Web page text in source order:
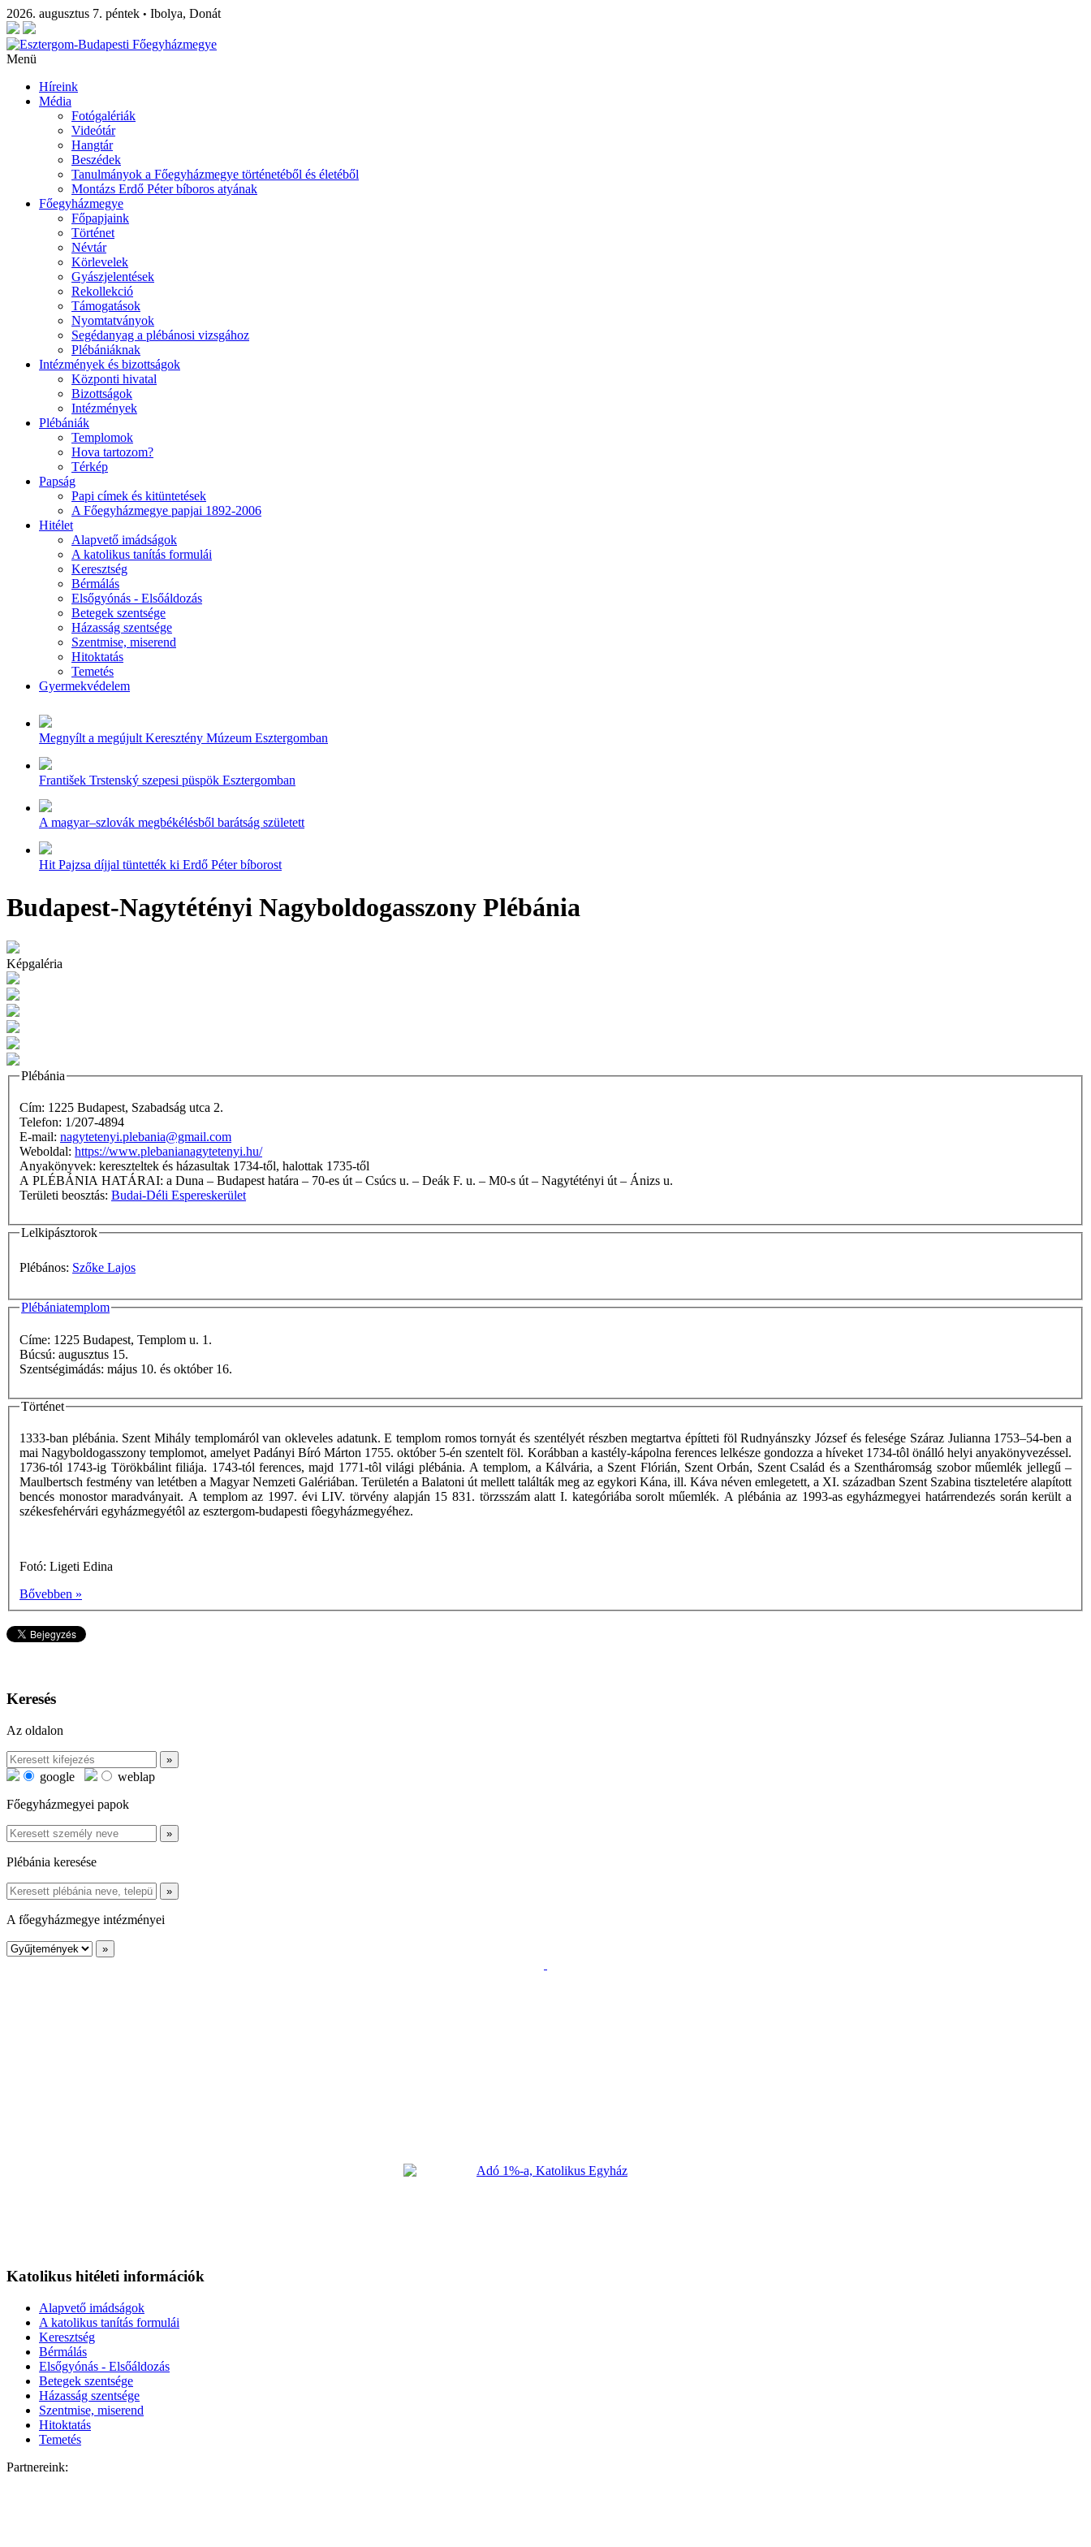
2026. augusztus 7. péntek • Ibolya, Donát
Menü
Híreink
Média
Fotógalériák
Videótár
Hangtár
Beszédek
Tanulmányok a Főegyházmegye történetéből és életéből
Montázs Erdő Péter bíboros atyának
Főegyházmegye
Főpapjaink
Történet
Névtár
Körlevelek
Gyászjelentések
Rekollekció
Támogatások
Nyomtatványok
Segédanyag a plébánosi vizsgához
Plébániáknak
Intézmények és bizottságok
Központi hivatal
Bizottságok
Intézmények
Plébániák
Templomok
Hova tartozom?
Térkép
Papság
Papi címek és kitüntetések
A Főegyházmegye papjai 1892-2006
Hitélet
Alapvető imádságok
A katolikus tanítás formulái
Keresztség
Bérmálás
Elsőgyónás - Elsőáldozás
Betegek szentsége
Házasság szentsége
Szentmise, miserend
Hitoktatás
Temetés
Gyermekvédelem
Megnyílt a megújult Keresztény Múzeum Esztergomban
František Trstenský szepesi püspök Esztergomban
A magyar–szlovák megbékélésből barátság született
Hit Pajzsa díjjal tüntették ki Erdő Péter bíborost
Budapest-Nagytétényi Nagyboldogasszony Plébánia
Képgaléria
Plébánia
Cím: 1225 Budapest, Szabadság utca 2.
Telefon: 1/207-4894
E-mail: nagytetenyi.plebania@gmail.com
Weboldal: https://www.plebanianagytetenyi.hu/
Anyakönyvek: kereszteltek és házasultak 1734-től, halottak 1735-től
A PLÉBÁNIA HATÁRAI: a Duna – Budapest határa – 70-es út – Csúcs u. – Deák F. u. – M0-s út – Nagytétényi út – Ánizs u.
Területi beosztás: Budai-Déli Espereskerület
Lelkipásztorok
Plébános: Szőke Lajos
Plébániatemplom
Címe: 1225 Budapest, Templom u. 1.
Búcsú: augusztus 15.
Szentségimádás: május 10. és október 16.
Történet
1333-ban plébánia. Szent Mihály templomáról van okleveles adatunk. E templom romos tornyát és szentélyét részben megtartva építteti föl Rudnyánszky József és felesége Száraz Julianna 1753–54-ben a
mai Nagyboldogasszony templomot, amelyet Padányi Bíró Márton 1755. október 5-én szentelt föl. Korábban a kastély-kápolna ferences lelkésze gondozza a híveket 1734-tôl önálló helyi anyakönyvezéssel.
1736-tól 1743-ig Törökbálint filiája. 1743-tól ferences, majd 1771-tôl világi plébánia. A templom, a Kálvária, a Szent Flórián, Szent Orbán, Szent Család és a Szentháromság szobor műemlék jellegű –
Maulbertsch festmény van letétben a Magyar Nemzeti Galériában. Területén a Balatoni út mellett találták meg az egykori Kána, ill. Káva néven emlegetett, a XI. században Szent Szabina tiszteletére alapított
bencés monostor maradványait. A templom az 1997. évi LIV. törvény alapján 15 831. törzsszám alatt I. kategóriába sorolt műemlék. A plébánia az 1993-as egyházmegyei határrendezés során került a
székesfehérvári egyházmegyétôl az esztergom-budapesti fôegyházmegyéhez.
Fotó: Ligeti Edina
Bővebben »
Keresés
Az oldalon
google
weblap
Főegyházmegyei papok
Plébánia keresése
A főegyházmegye intézményei
Katolikus hitéleti információk
Alapvető imádságok
A katolikus tanítás formulái
Keresztség
Bérmálás
Elsőgyónás - Elsőáldozás
Betegek szentsége
Házasság szentsége
Szentmise, miserend
Hitoktatás
Temetés
Partnereink: